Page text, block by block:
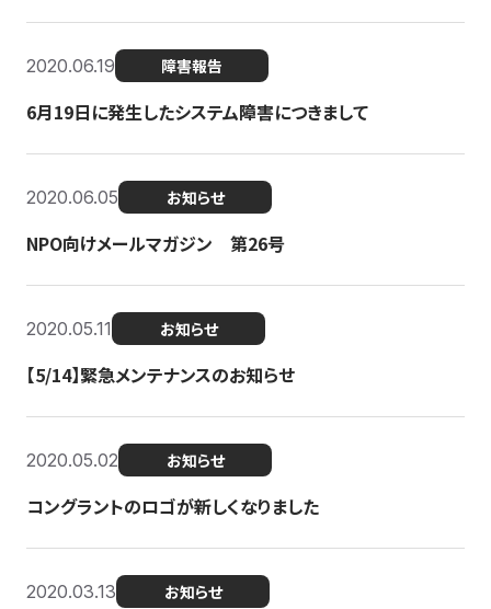
2020.06.19 障害報告
6月19日に発生したシステム障害につきまして
2020.06.05 お知らせ
NPO向けメールマガジン 第26号
2020.05.11 お知らせ
【5/14】緊急メンテナンスのお知らせ
2020.05.02 お知らせ
コングラントのロゴが新しくなりました
2020.03.13 お知らせ